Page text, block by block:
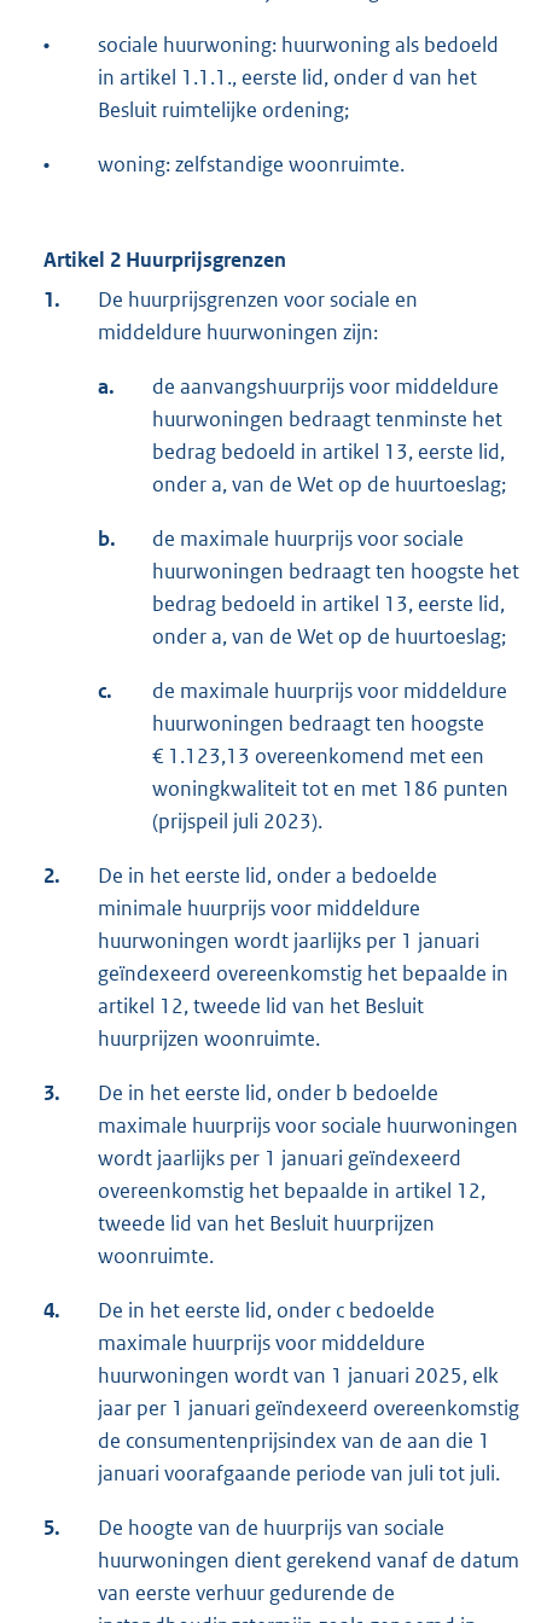
•
sociale huurwoning: huurwoning als bedoeld
in artikel 1.1.1., eerste lid, onder d van het
Besluit ruimtelijke ordening;
• woning: zelfstandige woonruimte.
Artikel 2 Huurprijsgrenzen
1.
De huurprijsgrenzen voor sociale en
middeldure huurwoningen zijn:
a.
de aanvangshuurprijs voor middeldure
huurwoningen bedraagt tenminste het
bedrag bedoeld in artikel 13, eerste lid,
onder a, van de Wet op de huurtoeslag;
b.
de maximale huurprijs voor sociale
huurwoningen bedraagt ten hoogste het
bedrag bedoeld in artikel 13, eerste lid,
onder a, van de Wet op de huurtoeslag;
c.
de maximale huurprijs voor middeldure
huurwoningen bedraagt ten hoogste
€ 1.123,13 overeenkomend met een
woningkwaliteit tot en met 186 punten
(prijspeil juli 2023).
2.
De in het eerste lid, onder a bedoelde
minimale huurprijs voor middeldure
huurwoningen wordt jaarlijks per 1 januari
geïndexeerd overeenkomstig het bepaalde in
artikel 12, tweede lid van het Besluit
huurprijzen woonruimte.
3.
De in het eerste lid, onder b bedoelde
maximale huurprijs voor sociale huurwoningen
wordt jaarlijks per 1 januari geïndexeerd
overeenkomstig het bepaalde in artikel 12,
tweede lid van het Besluit huurprijzen
woonruimte.
4.
De in het eerste lid, onder c bedoelde
maximale huurprijs voor middeldure
huurwoningen wordt van 1 januari 2025, elk
jaar per 1 januari geïndexeerd overeenkomstig
de consumentenprijsindex van de aan die 1
januari voorafgaande periode van juli tot juli.
5.
De hoogte van de huurprijs van sociale
huurwoningen dient gerekend vanaf de datum
van eerste verhuur gedurende de